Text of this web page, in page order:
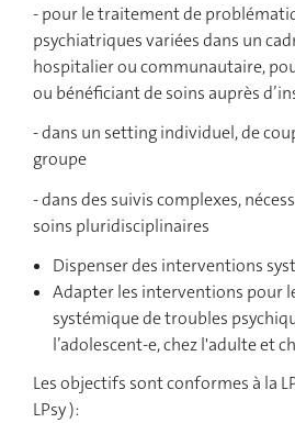
- pour le traitement de
psychiatriques variées dans un
hospitalier ou communautaire,
ou bénéficiant de soins auprès
- dans un setting individuel, de
groupe
- dans des suivis complexes,
soins pluridisciplinaires
Dispenser des interventions
Adapter les interventions pour
systémique de troubles
l’adolescent-e, chez l'adulte et
Les objectifs sont conformes à la
LPsy ):